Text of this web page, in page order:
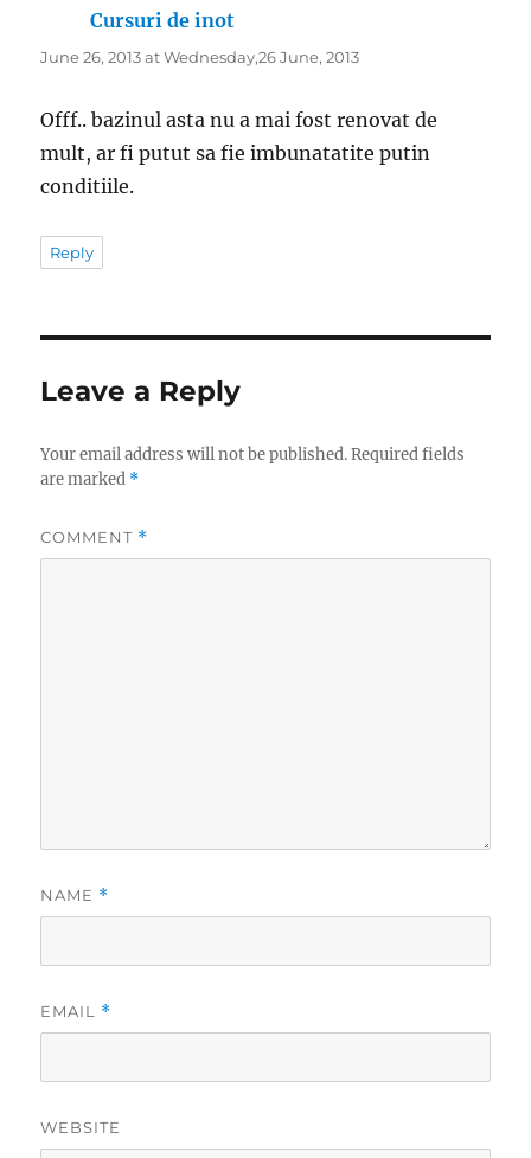
Cursuri de inot
June 26, 2013 at Wednesday,26 June, 2013
Offf.. bazinul asta nu a mai fost renovat de
mult, ar fi putut sa fie imbunatatite putin
conditiile.
Reply
Leave a Reply
Your email address will not be published. Required fields
are marked *
COMMENT *
NAME *
EMAIL *
WEBSITE